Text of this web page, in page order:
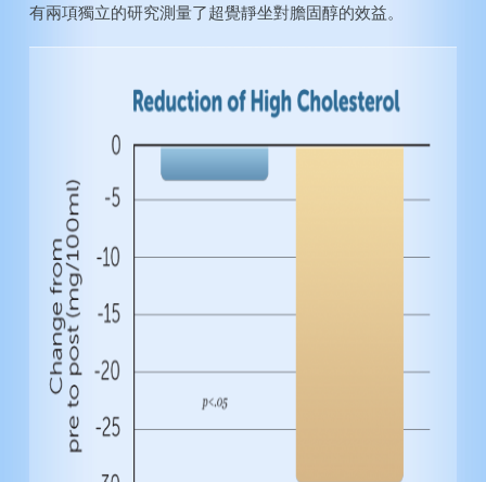
有兩項獨立的研究測量了超覺靜坐對膽固醇的效益。